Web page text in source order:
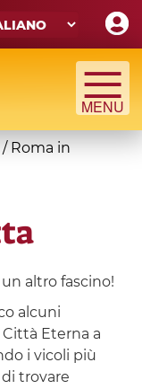
/ Roma in
altro fascino!
alcuni
Eterna a
i vicoli più
trovare